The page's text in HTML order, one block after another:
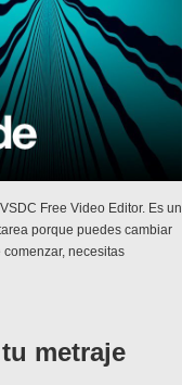
Free Video Editor. Es un
porque puedes cambiar
necesitas
metraje